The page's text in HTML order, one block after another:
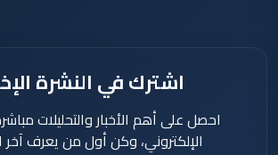
اشترك في النشرة
احصل على أهم الأخبار والتحليلات
الإلكتروني، وكن أول من يعرف آخر